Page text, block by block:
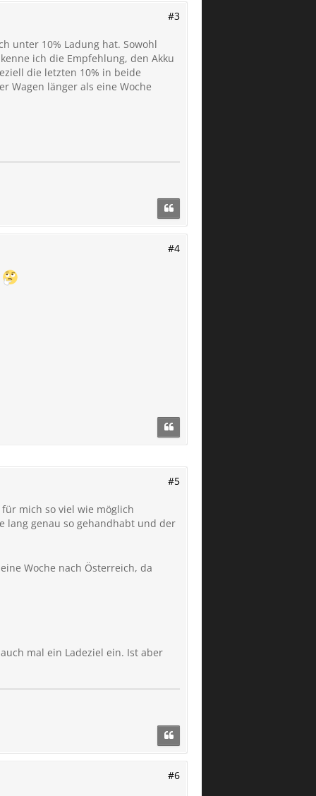
#3
unter 10% Ladung hat. Sowohl
ich die Empfehlung, den Akku
die letzten 10% in beide
Wagen länger als eine Woche
#4
#5
mich so viel wie möglich
lang genau so gehandhabt und der
Woche nach Österreich, da
mal ein Ladeziel ein. Ist aber
#6